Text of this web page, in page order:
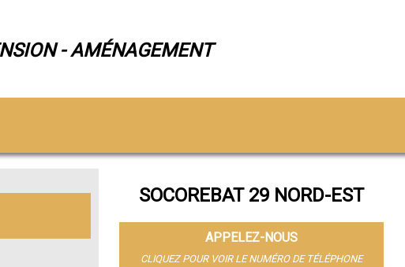
- AMÉNAGEMENT
SOCOREBAT 29 NORD-EST
APPELEZ-NOUS
CLIQUEZ POUR VOIR LE NUMÉRO DE TÉLÉPHONE